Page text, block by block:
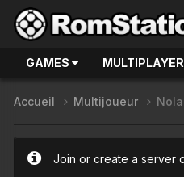
GAMES MULTIPLAYER
Accueil Multijoueur
Join or create a server